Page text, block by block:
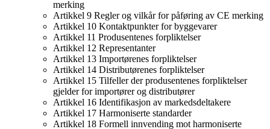
merking
Artikkel 9 Regler og vilkår for påføring av CE merking
Artikkel 10 Kontaktpunkter for byggevarer
Artikkel 11 Produsentenes forpliktelser
Artikkel 12 Representanter
Artikkel 13 Importørenes forpliktelser
Artikkel 14 Distributørenes forpliktelser
Artikkel 15 Tilfeller der produsentenes forpliktelser
gjelder for importører og distributører
Artikkel 16 Identifikasjon av markedsdeltakere
Artikkel 17 Harmoniserte standarder
Artikkel 18 Formell innvending mot harmoniserte